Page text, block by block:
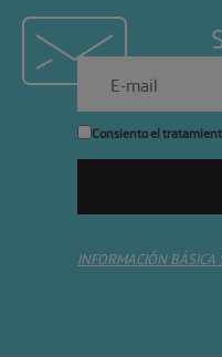
Consiento el
INFORMACIÓN BÁSICA